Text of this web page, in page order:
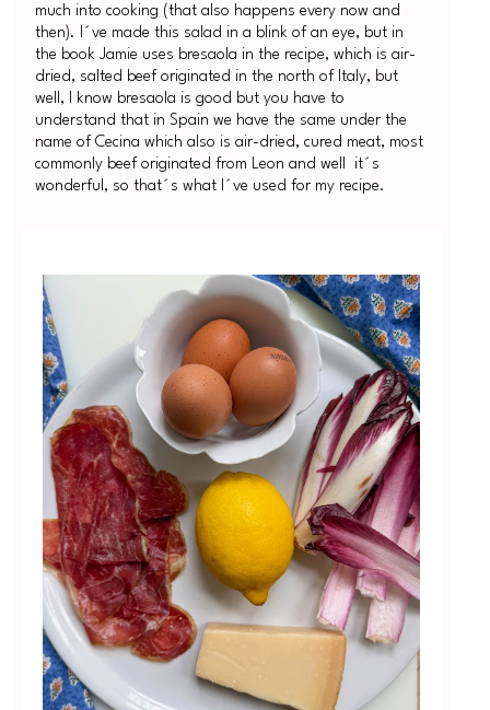
much into cooking (that also happens every now and
then). I´ve made this salad in a blink of an eye, but in
the book Jamie uses bresaola in the recipe, which is air-
dried, salted beef originated in the north of Italy, but
well, I know bresaola is good but you have to
understand that in Spain we have the same under the
name of Cecina which also is air-dried, cured meat, most
commonly beef originated from Leon and well it´s
wonderful, so that´s what I´ve used for my recipe.